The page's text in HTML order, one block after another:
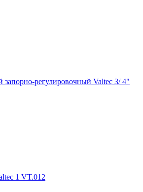
регулировочный Valtec 3/ 4"
1 VT.012